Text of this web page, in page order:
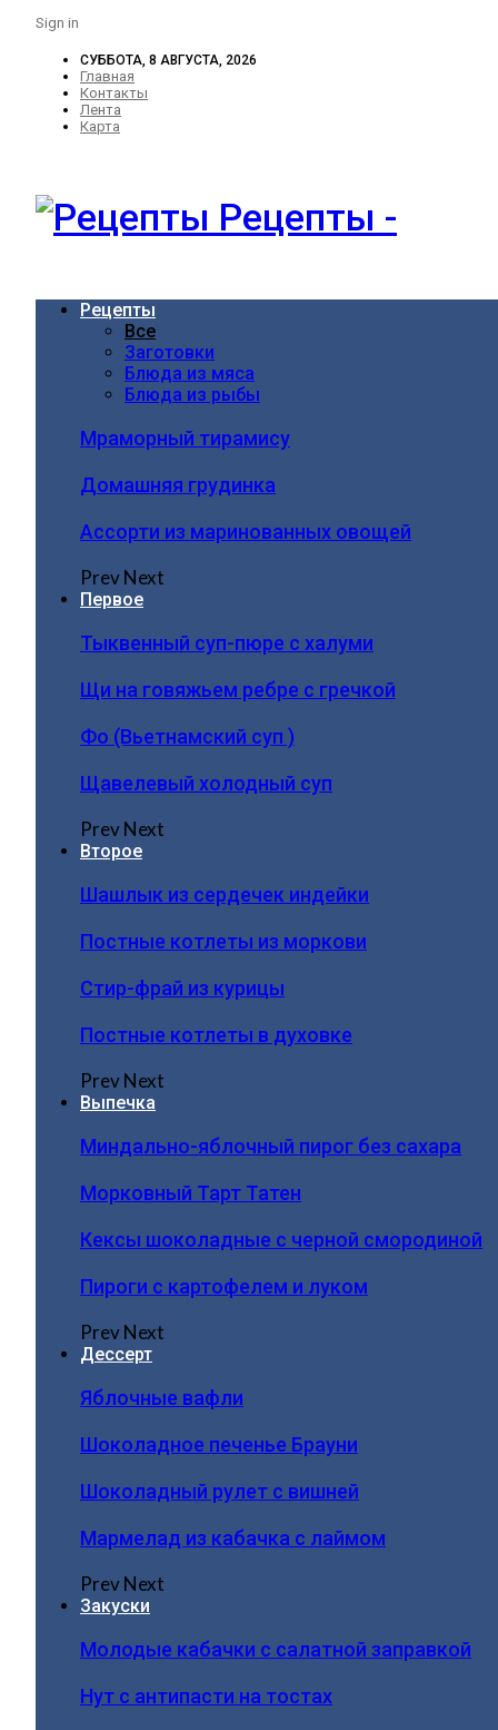
Sign in
СУББОТА, 8 АВГУСТА, 2026
Главная
Контакты
Лента
Карта
Рецепты -
Рецепты
Все
Заготовки
Блюда из мяса
Блюда из рыбы
Мраморный тирамису
Домашняя грудинка
Ассорти из маринованных овощей
PrevNext
Первое
Тыквенный суп-пюре с халуми
Щи на говяжьем ребре с гречкой
Фо (Вьетнамский суп )
Щавелевый холодный суп
PrevNext
Второе
Шашлык из сердечек индейки
Постные котлеты из моркови
Стир-фрай из курицы
Постные котлеты в духовке
PrevNext
Выпечка
Миндально-яблочный пирог без сахара
Морковный Тарт Татен
Кексы шоколадные с черной смородиной
Пироги c картофелем и луком
PrevNext
Дессерт
Яблочные вафли
Шоколадное печенье Брауни
Шоколадный рулет с вишней
Мармелад из кабачка с лаймом
PrevNext
Закуски
Молодые кабачки с салатной заправкой
Нут с антипасти на тостах